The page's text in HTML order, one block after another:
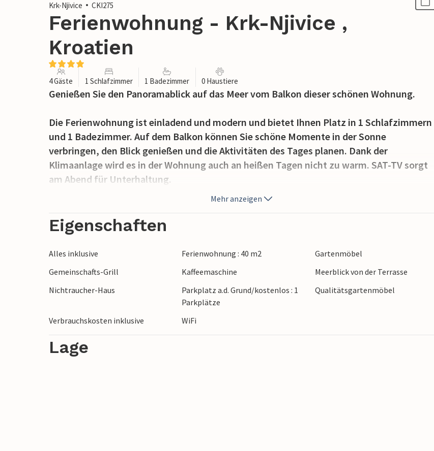
Krk-Njivice
CKI275
Ferienwohnung - Krk-Njivice ,
Kroatien
4 Gäste 1 Schlafzimmer 1 Badezimmer 0 Haustiere
Genießen Sie den Panoramablick auf das Meer vom Balkon dieser schönen Wohnung.
Die Ferienwohnung ist einladend und modern und bietet Ihnen Platz in 1 Schlafzimmern
und 1 Badezimmer. Auf dem Balkon können Sie schöne Momente in der Sonne
verbringen, den Blick genießen und die Aktivitäten des Tages planen. Dank der
Klimaanlage wird es in der Wohnung auch an heißen Tagen nicht zu warm. SAT-TV sorgt
am Abend für Unterhaltung.
In der Umgebung finden Sie schöne Kiesstrände, wo Sie entspannte Tage in der Sonne
und im Wasser verbringen können. Lernen Sie die Kultur und die Gastronomie der Region
in den Beach Bars, Märkten und Restaurants kennen. Kaufen Sie leckere Spezialitäten auf
den Märkten ein und bereiten Sie das Abendessen auf dem Gemeinschaftsgrill an der
Wanderwege oder Ausritte schöne Möglichkeiten.
Der Eigentümer wohnt ebenfalls im Gebäude.
Mehr anzeigen
Eigenschaften
Alles inklusive Ferienwohnung : 40 m2
Gartenmöbel
Gemeinschafts-Grill
Kaffeemaschine
Meerblick von der Terrasse
Nichtraucher-Haus
Parkplatz a.d. Grund/kostenlos : 1
Parkplätze
Qualitätsgartenmöbel
Verbrauchskosten inklusive WiFi
Lage